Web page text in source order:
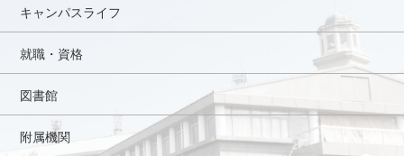
キャンパスライフ
就職・資格
図書館
附属機関